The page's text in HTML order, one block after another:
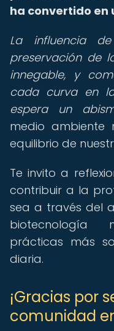
ha convertido en
La influencia
preservación de
innegable, y
cada curva en
espera un
medio
equilibrio de
Te invito a
contribuir a la
sea a través del
prácticas más
diaria.
¡Gracias por
comunidad